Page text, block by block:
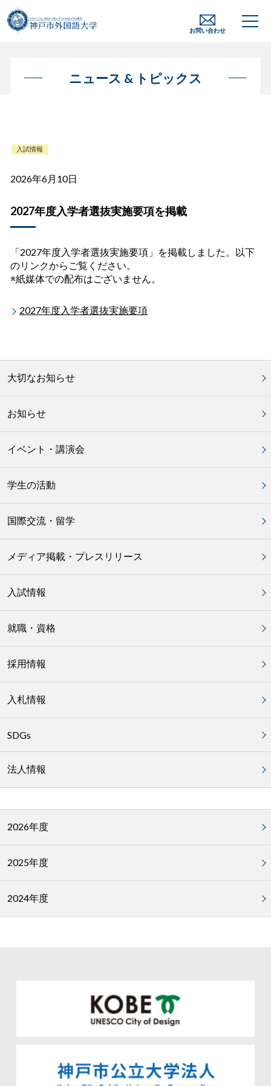
お問い合わせ
ニュース & トピックス
入試情報
2026年6月10日
2027年度入学者選抜実施要項を掲載
「2027年度入学者選抜実施要項」を掲載しました。以下
のリンクからご覧ください。
※紙媒体での配布はございません。
2027年度入学者選抜実施要項
大切なお知らせ
お知らせ
イベント・講演会
学生の活動
国際交流・留学
メディア掲載・プレスリリース
入試情報
就職・資格
採用情報
入札情報
SDGs
法人情報
2026年度
2025年度
2024年度